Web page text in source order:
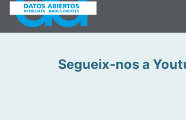
Segueix-nos a